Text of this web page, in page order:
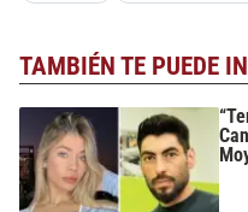
TAMBIÉN TE PUEDE